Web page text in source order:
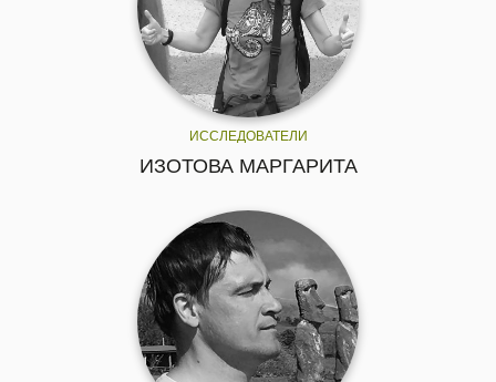
ИССЛЕДОВАТЕЛИ
ИЗОТОВА МАРГАРИТА